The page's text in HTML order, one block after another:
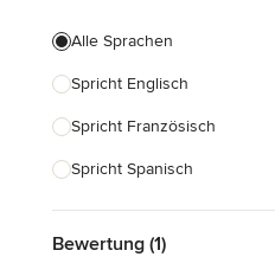
Alle Sprachen
Spricht Englisch
Spricht Französisch
Spricht Spanisch
Bewertung (1)